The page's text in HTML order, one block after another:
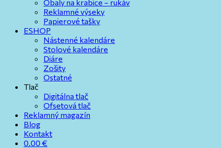
Obaly na krabice – rukáv
Reklamné výseky
Papierové tašky
ESHOP
Nástenné kalendáre
Stolové kalendáre
Diáre
Zošity
Ostatné
Tlač
Digitálna tlač
Ofsetová tlač
Reklamný magazín
Blog
Kontakt
0.00 €